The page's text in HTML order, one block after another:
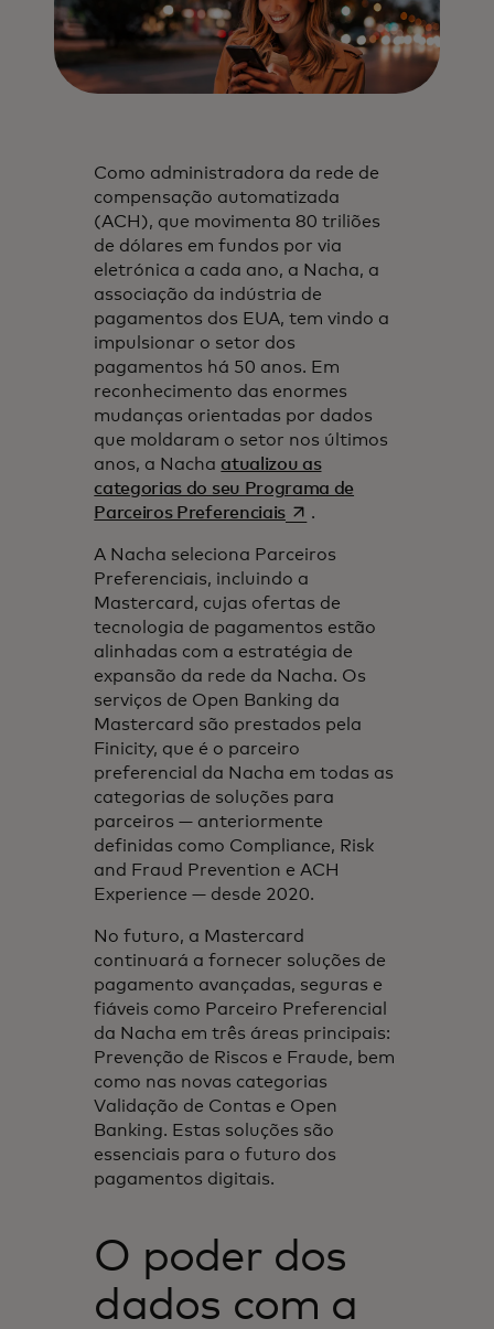
Como administradora da rede de
compensação automatizada
(ACH), que movimenta 80 triliões
de dólares em fundos por via
eletrónica a cada ano, a Nacha, a
associação da indústria de
pagamentos dos EUA, tem vindo a
impulsionar o setor dos
pagamentos há 50 anos. Em
reconhecimento das enormes
mudanças orientadas por dados
que moldaram o setor nos últimos
anos, a Nacha atualizou as
categorias do seu Programa de
Parceiros Preferenciaisopens in a new tab
.
A Nacha seleciona Parceiros
Preferenciais, incluindo a
Mastercard, cujas ofertas de
tecnologia de pagamentos estão
alinhadas com a estratégia de
expansão da rede da Nacha. Os
serviços de Open Banking da
Mastercard são prestados pela
Finicity, que é o parceiro
preferencial da Nacha em todas as
categorias de soluções para
parceiros — anteriormente
definidas como Compliance, Risk
and Fraud Prevention e ACH
Experience — desde 2020.
No futuro, a Mastercard
continuará a fornecer soluções de
pagamento avançadas, seguras e
fiáveis como Parceiro Preferencial
da Nacha em três áreas principais:
Prevenção de Riscos e Fraude, bem
como nas novas categorias
Validação de Contas e Open
Banking. Estas soluções são
essenciais para o futuro dos
pagamentos digitais.
O poder dos
dados com a